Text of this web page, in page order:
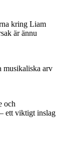
kring Liam
är ännu
musikaliska arv
och
ett viktigt inslag